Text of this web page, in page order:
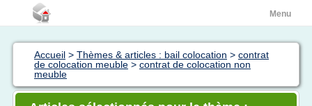
Menu
Accueil > Thèmes & articles : bail colocation > contrat
de colocation meuble > contrat de colocation non
meuble